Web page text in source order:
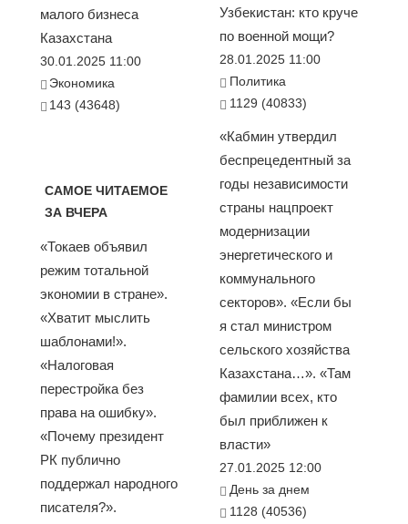
малого бизнеса
Казахстана
30.01.2025 11:00
Экономика
143 (43648)
САМОЕ ЧИТАЕМОЕ
ЗА ВЧЕРА
«Токаев объявил
режим тотальной
экономии в стране».
«Хватит мыслить
шаблонами!».
«Налоговая
перестройка без
права на ошибку».
«Почему президент
РК публично
поддержал народного
писателя?».
Узбекистан: кто круче
по военной мощи?
28.01.2025 11:00
Политика
1129 (40833)
«Кабмин утвердил
беспрецедентный за
годы независимости
страны нацпроект
модернизации
энергетического и
коммунального
секторов». «Если бы
я стал министром
сельского хозяйства
Казахстана…». «Там
фамилии всех, кто
был приближен к
власти»
27.01.2025 12:00
День за днем
1128 (40536)